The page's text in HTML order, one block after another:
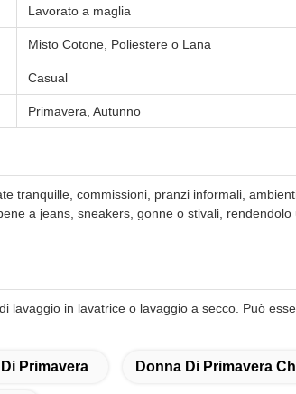
Lavorato a maglia
Misto Cotone, Poliestere o Lana
Casual
Primavera, Autunno
tranquille, commissioni, pranzi informali,
a jeans, sneakers, gonne o stivali,
lavaggio in lavatrice o lavaggio a secco. Può
Primavera Donna Di Primavera